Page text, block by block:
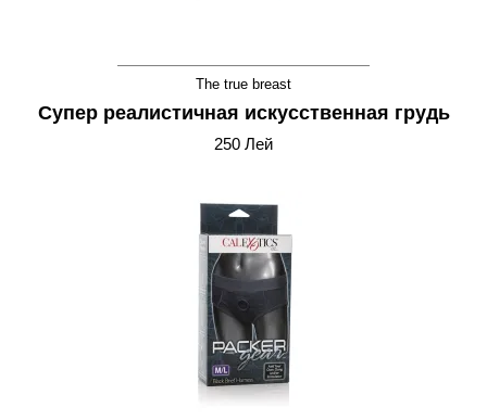
The true breast
Супер реалистичная искусственная грудь
250 Лей